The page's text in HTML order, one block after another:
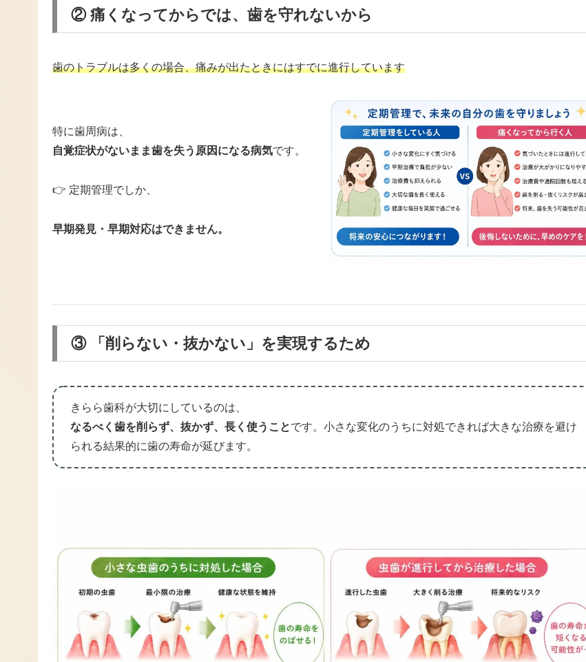
② 痛くなってからでは、歯を守れないから
歯のトラブルは多くの場合、痛みが出たときにはすでに進行しています
特に歯周病は、
自覚症状がないまま歯を失う原因になる病気です。
👉 定期管理でしか、
早期発見・早期対応はできません。
③ 「削らない・抜かない」を実現するため
きらら歯科が大切にしているのは、
なるべく歯を削らず、抜かず、長く使うことです。小さな変化のうちに対処できれば大きな治療を避け
られる結果的に歯の寿命が延びます。